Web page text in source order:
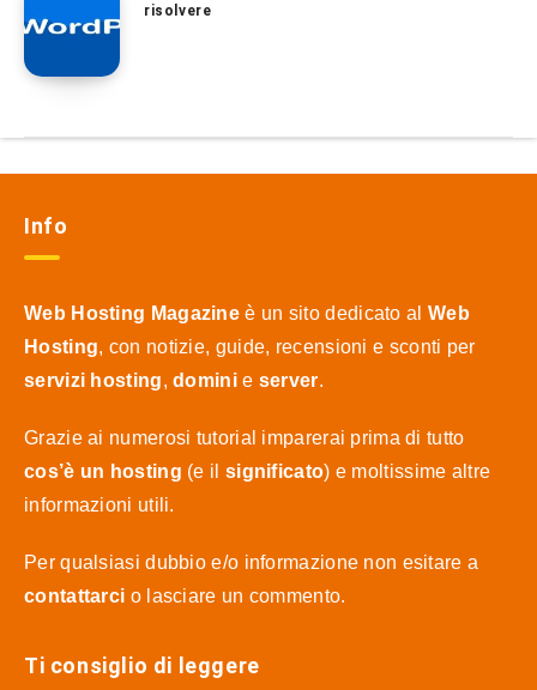
risolvere
Info
Web Hosting Magazine è un sito dedicato al Web
Hosting, con notizie, guide, recensioni e sconti per
servizi hosting,dominie server.
Grazie ai numerosi tutorial imparerai prima di tutto
cos’è un hosting (e il significato) e moltissime altre
informazioni utili.
Per qualsiasi dubbio e/o informazione non esitare a
contattarci o lasciare un commento.
Ti consiglio di leggere